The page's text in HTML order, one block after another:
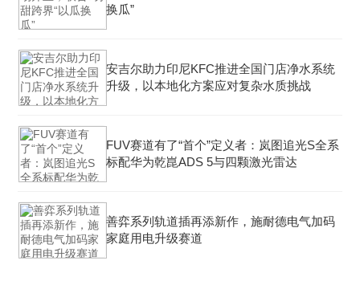
换瓜”
安吉尔助力印尼KFC推进全国门店净水系统
升级，以本地化方案应对复杂水质挑战
FUV赛道有了“首个”定义者：岚图追光S全系
标配华为乾崑ADS 5与四颗激光雷达
善弈系列轨道插再添新作，施耐德电气加码
家庭用电升级赛道